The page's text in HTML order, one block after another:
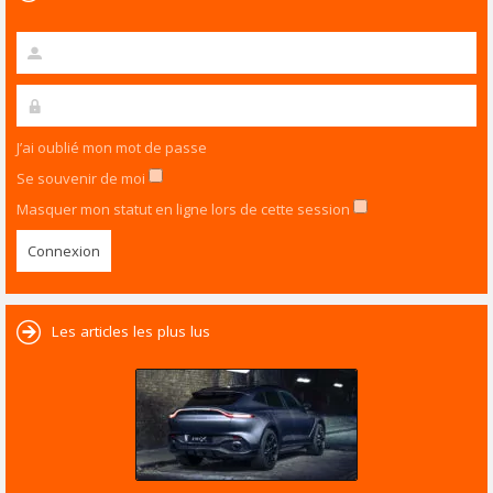
J’ai oublié mon mot de passe
Se souvenir de moi
Masquer mon statut en ligne lors de cette session
Les articles les plus lus